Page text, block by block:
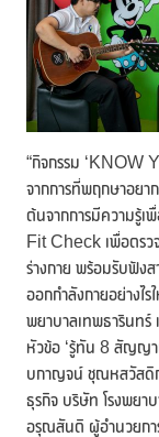
“กิจกรรม ‘KNOW
จากการที่พฤกษาอย
ต้นจากการมีความรู้เ
Fit Check เพื่อตรว
ร่างกาย พร้อมรับฟัง
ออกกำลังกายอย่างไ
พยาบาลเทพธารินทร์
หัวข้อ ‘รู้ทัน 8 สัญญ
บกาญจน์ ชุณหสวัสดิ
ธุรกิจ บริษัท โรงพยา
อรุณสันติ ผู้อำนวยกา